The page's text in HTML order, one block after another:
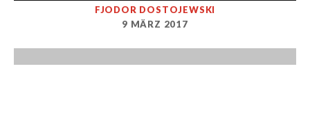
FJODOR DOSTOJEWSKI
9 MÄRZ 2017